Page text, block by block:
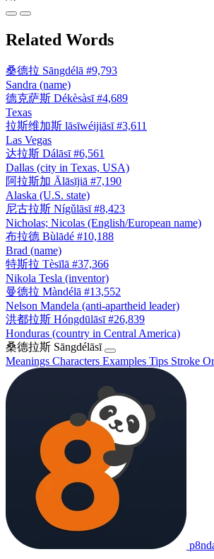
Related Words
桑德拉 Sāngdélā #9,793
Sandra (name)
德克萨斯 Dékèsàsī #4,689
Texas
拉斯维加斯 lāsīwéijiāsī #3,611
Las Vegas
达拉斯 Dálāsī #6,561
Dallas (city in Texas, USA)
阿拉斯加 Ālāsījiā #7,190
Alaska (U.S. state)
尼古拉斯 Nígǔlāsī #8,423
Nicholas; Nicolas (English/European name)
布拉德 Bùlādé #10,188
Brad (name)
特斯拉 Tèsīlā #37,366
Nikola Tesla (inventor)
曼德拉 Màndélā #13,552
Nelson Mandela (anti-apartheid leader)
洪都拉斯 Hóngdūlāsī #26,839
Honduras (country in Central America)
桑德拉斯 Sāngdélāsī
Meanings Characters Examples Tips Stroke